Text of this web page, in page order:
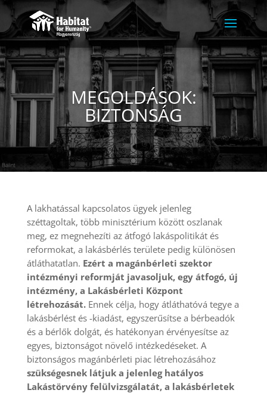
MEGOLDÁSOK:
BIZTONSÁG
A lakhatással kapcsolatos ügyek jelenleg
széttagoltak, több minisztérium között oszlanak
meg, ez megnehezíti az átfogó lakáspolitikát és
reformokat, a lakásbérlés területe pedig különösen
átláthatatlan. Ezért a magánbérleti szektor
intézményi reformját javasoljuk, egy átfogó, új
intézmény, a Lakásbérleti Központ
létrehozását.Ennek célja, hogy átláthatóvá tegye a
lakásbérlést és -kiadást, egyszerűsítse a bérbeadók
és a bérlők dolgát, és hatékonyan érvényesítse az
egyes, biztonságot növelő intézkedéseket. A
biztonságos magánbérleti piac létrehozásához
szükségesnek látjuk a jelenleg hatályos
Lakástörvény felülvizsgálatát, a lakásbérletek